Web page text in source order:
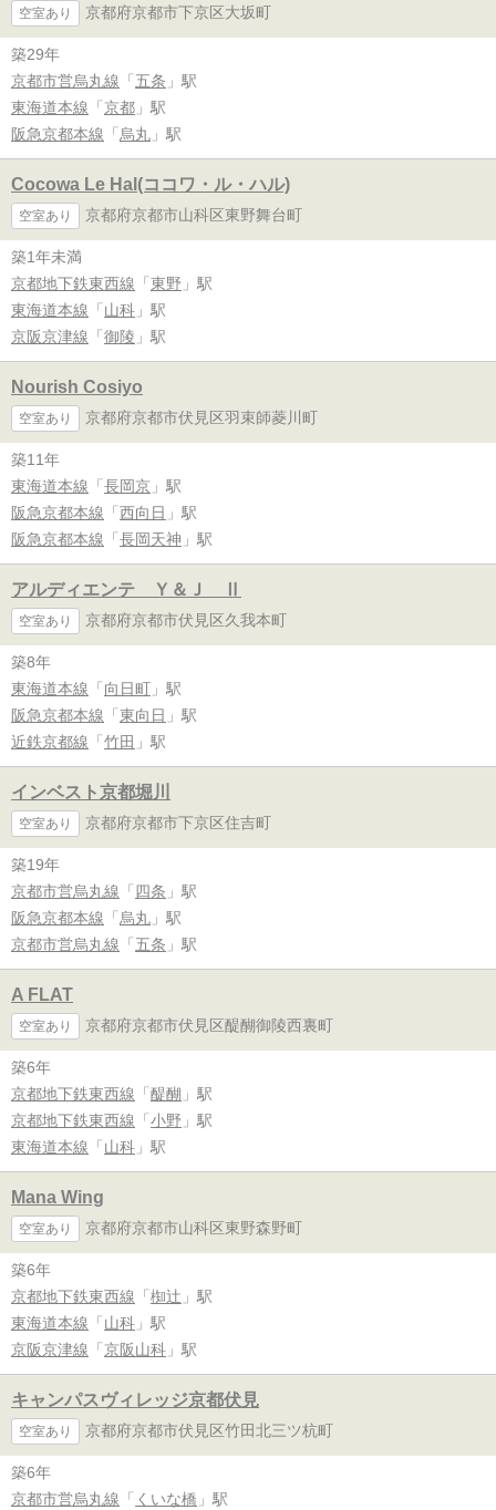
空室あり 京都府京都市下京区大坂町
築29年
京都市営烏丸線 「 五条 」駅
東海道本線 「 京都 」駅
阪急京都本線 「 烏丸 」駅
Cocowa Le Hal(ココワ・ル・ハル)
空室あり 京都府京都市山科区東野舞台町
築1年未満
京都地下鉄東西線 「 東野 」駅
東海道本線 「 山科 」駅
京阪京津線 「 御陵 」駅
Nourish Cosiyo
空室あり 京都府京都市伏見区羽束師菱川町
築11年
東海道本線 「 長岡京 」駅
阪急京都本線 「 西向日 」駅
阪急京都本線 「 長岡天神 」駅
アルディエンテ Ｙ＆Ｊ Ⅱ
空室あり 京都府京都市伏見区久我本町
築8年
東海道本線 「 向日町 」駅
阪急京都本線 「 東向日 」駅
近鉄京都線 「 竹田 」駅
インベスト京都堀川
空室あり 京都府京都市下京区住吉町
築19年
京都市営烏丸線 「 四条 」駅
阪急京都本線 「 烏丸 」駅
京都市営烏丸線 「 五条 」駅
A FLAT
空室あり 京都府京都市伏見区醍醐御陵西裏町
築6年
京都地下鉄東西線 「 醍醐 」駅
京都地下鉄東西線 「 小野 」駅
東海道本線 「 山科 」駅
Mana Wing
空室あり 京都府京都市山科区東野森野町
築6年
京都地下鉄東西線 「 椥辻 」駅
東海道本線 「 山科 」駅
京阪京津線 「 京阪山科 」駅
キャンパスヴィレッジ京都伏見
空室あり 京都府京都市伏見区竹田北三ツ杭町
築6年
京都市営烏丸線 「 くいな橋 」駅